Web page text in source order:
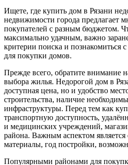
Ищете, где купить дом в Рязани
недвижимости города предлагает
покупателей с разным бюджетом.
максимально удачным, важно
критерии поиска и познакомиться
для покупки домов.
Прежде всего, обратите внимание
выбора жилья. Недорогой дом в
доступная цена, но и удобство
строительства, наличие
инфраструктуры. Перед тем как
транспортную доступность,
и медицинских учреждений,
района. Важным аспектом является
материалы, год постройки,
Популярными районами для